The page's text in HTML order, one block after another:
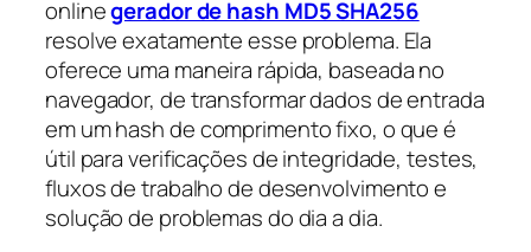
onlinegerador de hash MD5 SHA256
resolve exatamente esse problema. Ela
oferece uma maneira rápida, baseada no
navegador, de transformar dados de entrada
em um hash de comprimento fixo, o que é
útil para verificações de integridade, testes,
fluxos de trabalho de desenvolvimento e
solução de problemas do dia a dia.